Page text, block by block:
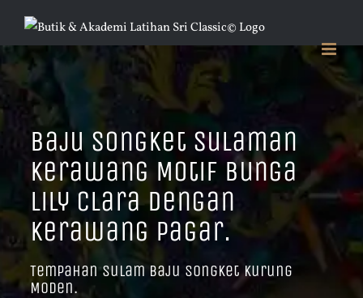
content
Baju Songket Sulaman
Kerawang Motif Bunga
Lily Clara Dengan
Kerawang Pagar.
Tempahan Sulam Baju Songket Kurung
Moden.